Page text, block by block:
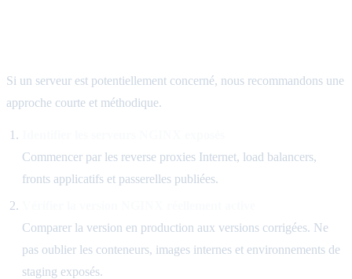
Si un serveur est potentiellement concerné, nous recommandons une
approche courte et méthodique.
Commencer par les reverse proxies Internet, load balancers,
fronts applicatifs et passerelles publiées.
Comparer la version en production aux versions corrigées. Ne
pas oublier les conteneurs, images internes et environnements de
staging exposés.